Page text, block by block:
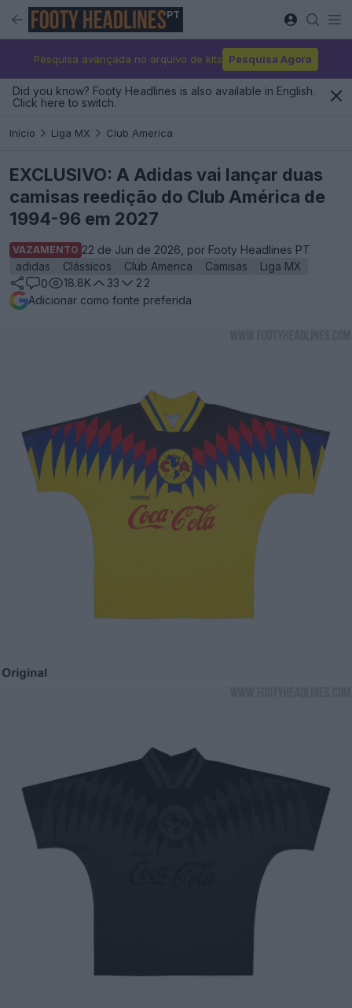
PT
Pesquisa avançada no arquivo de kits Pesquisa Agora
Did you know? Footy Headlines is also available in English.
Click here to switch.
Início Liga MX Club America
EXCLUSIVO: A Adidas vai lançar duas
camisas reedição do Club América de
1994-96 em 2027
VAZAMENTO 22 de Jun de 2026, por Footy Headlines PT
adidas
Clássicos Club America Camisas
Liga MX
0
18.8K 33
22
Adicionar como fonte preferida